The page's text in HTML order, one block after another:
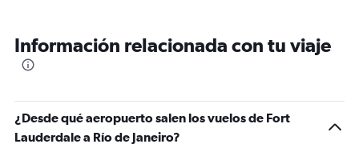
categories.
The
Y
axis
Información relacionada con tu viaje
¿Desde qué aeropuerto salen los vuelos de Fort
Lauderdale a Río de Janeiro?